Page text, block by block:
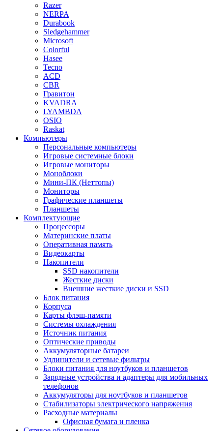
Razer
NERPA
Durabook
Sledgehammer
Microsoft
Colorful
Hasee
Tecno
ACD
CBR
Гравитон
KVADRA
LYAMBDA
OSIO
Raskat
Компьютеры
Персональные компьютеры
Игровые системные блоки
Игровые мониторы
Моноблоки
Мини-ПК (Неттопы)
Мониторы
Графические планшеты
Планшеты
Комплектующие
Процессоры
Материнские платы
Оперативная память
Видеокарты
Накопители
SSD накопители
Жесткие диски
Внешние жесткие диски и SSD
Блок питания
Корпуса
Карты флэш-памяти
Системы охлаждения
Источник питания
Оптические приводы
Аккумуляторные батареи
Удлинители и сетевые фильтры
Блоки питания для ноутбуков и планшетов
Зарядные устройства и адаптеры для мобильных
телефонов
Аккумуляторы для ноутбуков и планшетов
Стабилизаторы электрического напряжения
Расходные материалы
Офисная бумага и пленка